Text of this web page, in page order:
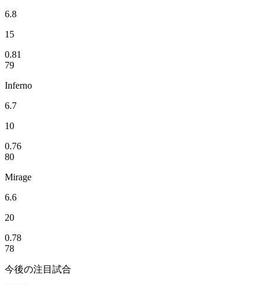
6.8
15
0.81
79
Inferno
6.7
10
0.76
80
Mirage
6.6
20
0.78
78
今後の注目試合